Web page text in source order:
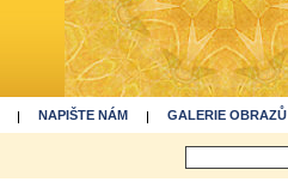
NAPIŠTE NÁM GALERIE OBRAZŮ